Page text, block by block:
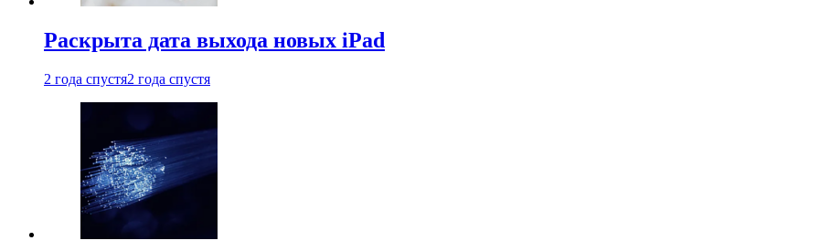
Раскрыта дата выхода новых iPad
2 года спустя2 года спустя